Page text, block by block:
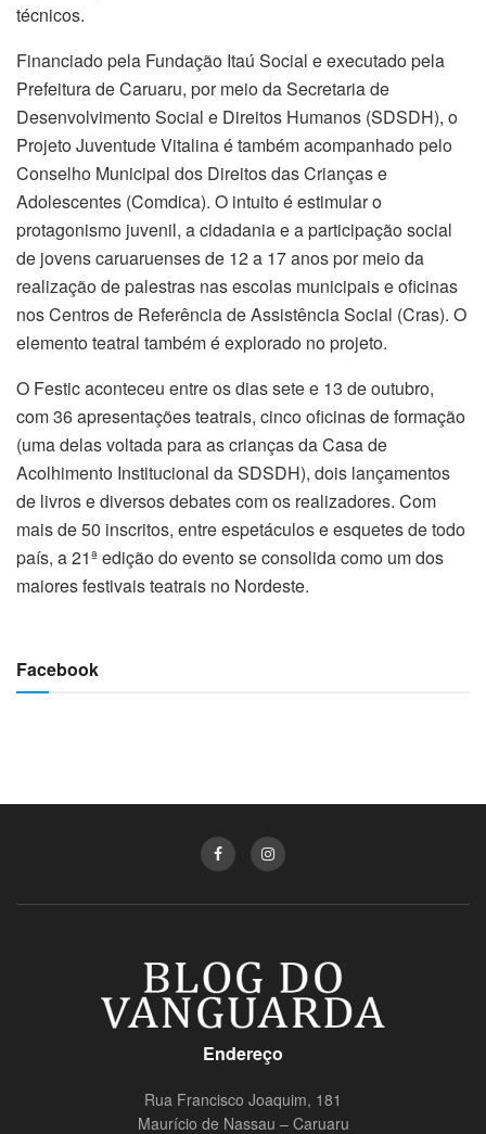
técnicos.
Financiado pela Fundação Itaú Social e executado pela
Prefeitura de Caruaru, por meio da Secretaria de
Desenvolvimento Social e Direitos Humanos (SDSDH), o
Projeto Juventude Vitalina é também acompanhado pelo
Conselho Municipal dos Direitos das Crianças e
Adolescentes (Comdica). O intuito é estimular o
protagonismo juvenil, a cidadania e a participação social
de jovens caruaruenses de 12 a 17 anos por meio da
realização de palestras nas escolas municipais e oficinas
nos Centros de Referência de Assistência Social (Cras). O
elemento teatral também é explorado no projeto.
O Festic aconteceu entre os dias sete e 13 de outubro,
com 36 apresentações teatrais, cinco oficinas de formação
(uma delas voltada para as crianças da Casa de
Acolhimento Institucional da SDSDH), dois lançamentos
de livros e diversos debates com os realizadores. Com
mais de 50 inscritos, entre espetáculos e esquetes de todo
país, a 21ª edição do evento se consolida como um dos
maiores festivais teatrais no Nordeste.
Facebook
Endereço
Rua Francisco Joaquim, 181
Maurício de Nassau – Caruaru